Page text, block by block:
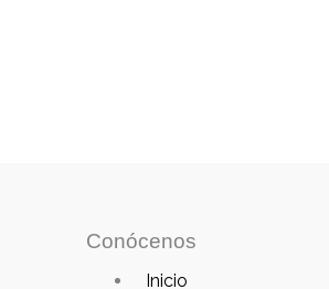
Conócenos
Main Inicio